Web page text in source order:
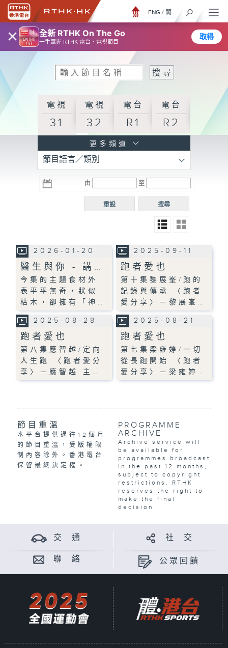
× 全新 RTHK On The Go
一手掌握 RTHK 電台、電視節目
取得
ENG / 簡
電視
31
電視
32
電台
R1
電台
R2
R3
電台 電台
R5
電台
普通
更多頻道
節目語言／類別
由 至
搜尋
重設
2026-01-20
醫生與你 - 講…
今集的主題食材外
表平平無奇，狀似
枯木，卻擁有「神…
2025-09-11
跑者愛也
第十集黎展峯/跑的
記錄與傳承 〈跑者
愛分享〉－黎展峯…
2025-08-28
跑者愛也
第八集應智越/定向
人生跑 〈跑者愛分
享〉－應智越 主…
2025-08-21
跑者愛也
第七集梁雍婷/一切
從長跑開始 〈跑者
愛分享〉－梁雍婷…
節目重溫
本平台提供過往12個月
的節目重溫，受版權限
制內容除外。香港電台
保留最終決定權。
PROGRAMME
ARCHIVE
Archive service will
be available for
programmes broadcast
in the past 12 months,
subject to copyright
restrictions. RTHK
reserves the right to
make the final
decision.
交 通 社 交
聯 絡 公眾回饋